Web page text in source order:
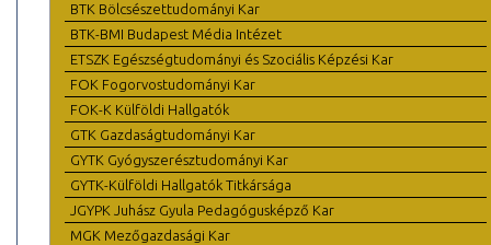
BTK Bölcsészettudományi Kar
BTK-BMI Budapest Média Intézet
ETSZK Egészségtudományi és Szociális Képzési Kar
FOK Fogorvostudományi Kar
FOK-K Külföldi Hallgatók
GTK Gazdaságtudományi Kar
GYTK Gyógyszerésztudományi Kar
GYTK-Külföldi Hallgatók Titkársága
JGYPK Juhász Gyula Pedagógusképző Kar
MGK Mezőgazdasági Kar